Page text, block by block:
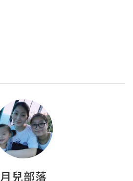
月兒部落